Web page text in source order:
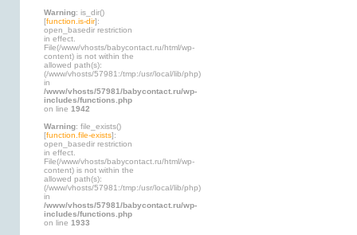
Warning: is_dir()
[function.is-dir]:
open_basedir restriction
in effect.
File(/www/vhosts/babycontact.ru/html/wp-
content) is not within the
allowed path(s):
(/www/vhosts/57981:/tmp:/usr/local/lib/php)
in
/www/vhosts/57981/babycontact.ru/wp-
includes/functions.php
on line 1942
Warning: file_exists()
[function.file-exists]:
open_basedir restriction
in effect.
File(/www/vhosts/babycontact.ru/html/wp-
content) is not within the
allowed path(s):
(/www/vhosts/57981:/tmp:/usr/local/lib/php)
in
/www/vhosts/57981/babycontact.ru/wp-
includes/functions.php
on line 1933